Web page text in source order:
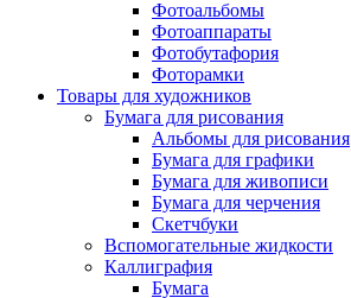
Фотоальбомы
Фотоаппараты
Фотобутафория
Фоторамки
Товары для художников
Бумага для рисования
Альбомы для рисования
Бумага для графики
Бумага для живописи
Бумага для черчения
Скетчбуки
Вспомогательные жидкости
Каллиграфия
Бумага